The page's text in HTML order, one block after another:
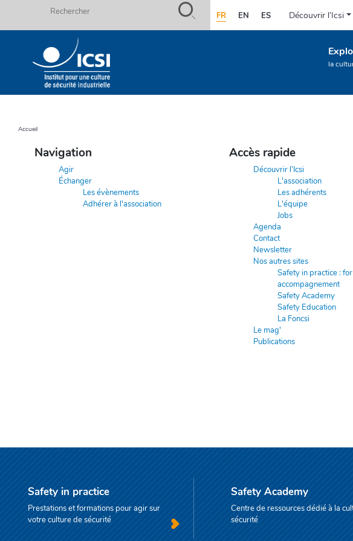
principal
Rechercher FR EN ES
Icsi-
Découvrir l’Icsi
la
Fils
d'ariane
Accueil
Navigation
Agir
Échanger
Les évènements
Adhérer à l'association
Accès rapide
Découvrir l’Icsi
L'association
Les adhérents
L'équipe
Jobs
Agenda
Contact
Newsletter
Nos autres sites
Safety in practice :
accompagnement
Safety Academy
Safety Education
La Foncsi
Le mag'
Publications
Safety in practice
Prestations et formations pour agir sur
votre culture de sécurité
Safety Academy
Centre de ressources dédié à la
sécurité